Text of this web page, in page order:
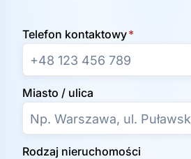
Telefon kontaktowy*
Miasto / ulica
Rodzaj nieruchomości